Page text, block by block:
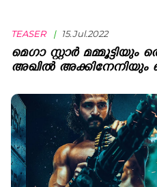
TEASER | 15.Jul.2022
മെഗാ സ്റ്റാര്‍
അഖില്‍ അക്കിനേനിയും